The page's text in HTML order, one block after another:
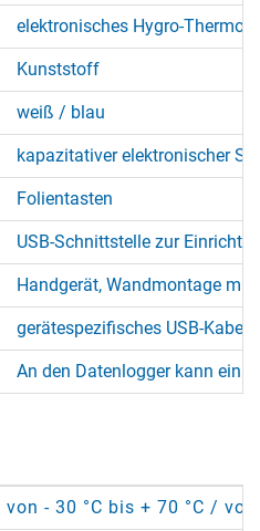
elektronisches Hygro-
Kunststoff
weiß / blau
kapazitativer elektronischer
Folientasten
USB-Schnittstelle zur
Handgerät, Wandmontage
gerätespezifisches USB-Kabel
An den Datenlogger kann ein
von - 30 °C bis + 70 °C /